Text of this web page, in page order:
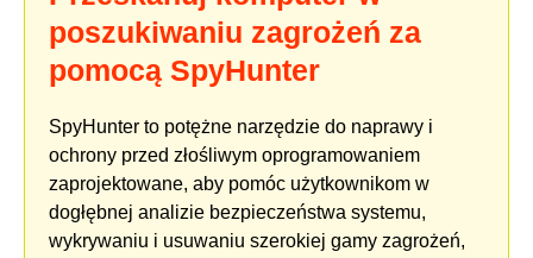
poszukiwaniu zagrożeń za
pomocą SpyHunter
SpyHunter to potężne narzędzie do naprawy i
ochrony przed złośliwym oprogramowaniem
zaprojektowane, aby pomóc użytkownikom w
dogłębnej analizie bezpieczeństwa systemu,
wykrywaniu i usuwaniu szerokiej gamy zagrożeń,